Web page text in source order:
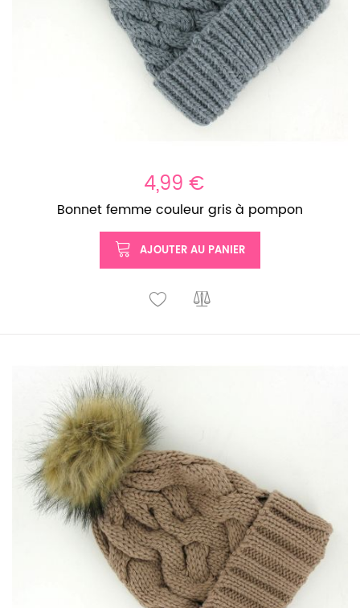
4,99 €
Bonnet femme couleur gris à pompon
AJOUTER AU PANIER